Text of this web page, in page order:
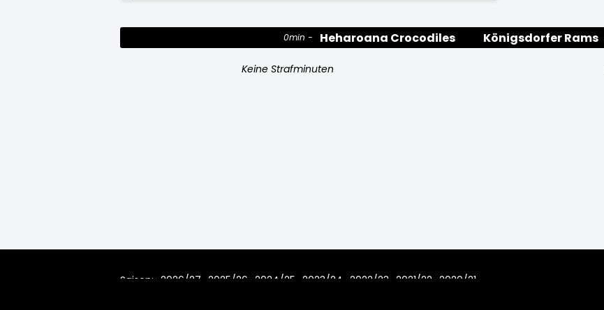
Heharoana Crocodiles
0min
Keine Strafminuten
Königsdorfer Rams
Saison: 2026/27 2025/26 2024/25 2023/24 2022/23 2021/22 2020/21